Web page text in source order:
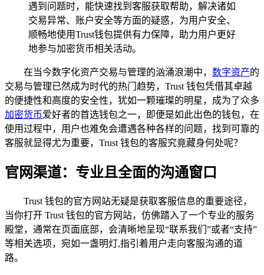
遇到问题时，能快速找到客服获取帮助，解决诸如
交易异常、账户安全等方面的疑惑，为用户安全、
顺畅地使用Trust钱包提供有力保障，助力用户更好
地参与加密货币相关活动。
在当今数字化资产交易与管理的汹涌浪潮中， 数字资产的
交易与管理已然成为时代的热门趋势，Trust 钱包凭借其卓越
的便捷性和高度的安全性，犹如一颗璀璨的明星，成为了众多
加密货币爱好者的首选钱包之一，即便是如此出色的钱包，在
使用过程中，用户也难免会遭遇各种各样的问题，找到可靠的
客服就显得尤为重要，Trust 钱包的客服究竟藏身何处呢？
官网渠道：专业且全面的沟通窗口
Trust 钱包的官方网站无疑是获取客服信息的重要途径，
当你打开 Trust 钱包的官方网站，仿佛踏入了一个专业的服务
殿堂，通常在页面底部，会清晰地呈现“联系我们”或者“支持”
等相关选项，宛如一盏明灯,指引着用户走向客服沟通的道
路。